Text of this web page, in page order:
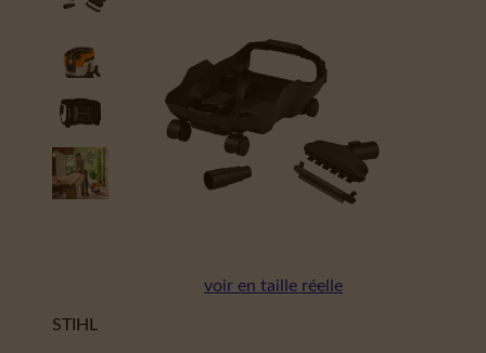
voir en taille réelle
STIHL